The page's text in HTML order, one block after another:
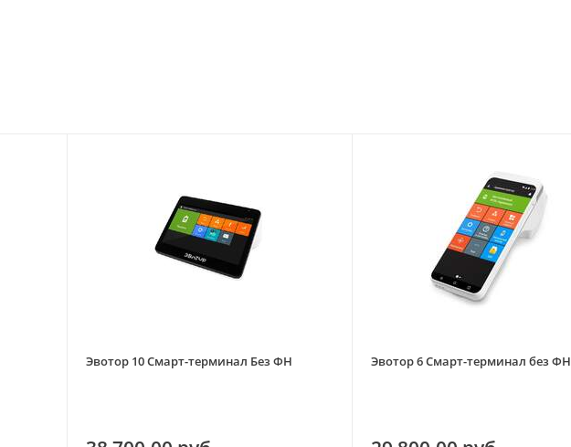
Эвотор 10 Смарт-терминал Без ФН Эвотор 6 Смарт-терминал без ФН